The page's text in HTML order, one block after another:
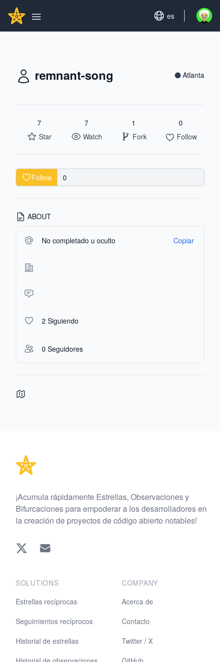
GITHUBSTAR
Open main menu
Set language
es Open
remnant-song Atlanta
7
Star
7
Watch
1
Fork
0
Follow
Follow 0
ABOUT
No completado u oculto Copiar
2 Siguiendo
0 Seguidores
¡Acumula rápidamente Estrellas, Observaciones y
Bifurcaciones para empoderar a los desarrolladores en
la creación de proyectos de código abierto notables!
Twitter EMAIL
SOLUTIONS
Estrellas recíprocas
Seguimientos recíprocos
Historial de estrellas
COMPANY
Acerca de
Contacto
Twitter / X